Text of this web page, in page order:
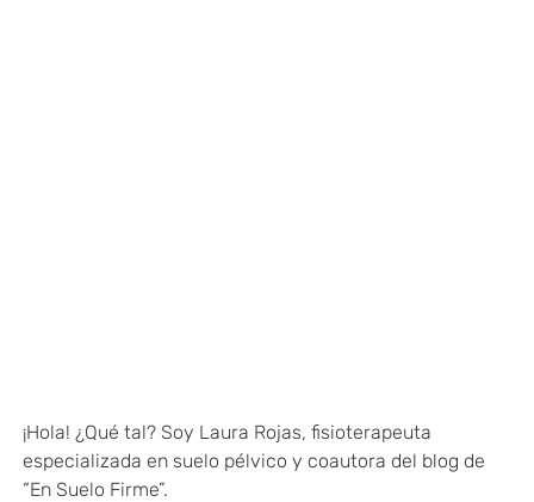
¡Hola! ¿Qué tal? Soy Laura Rojas, fisioterapeuta
especializada en suelo pélvico y coautora del blog de
“En Suelo Firme”.